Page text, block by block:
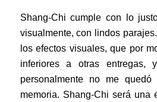
Shang-Chi cumple con lo
visualmente, con lindos
los efectos visuales, que por
inferiores a otras
personalmente no me
memoria. Shang-Chi será una